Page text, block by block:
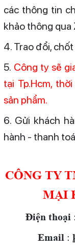
các thông tin
khảo thông qua
4. Trao đổi,
5. Công ty sẽ
tại Tp.Hcm,
sản phẩm.
6. Gửi khách
hành - thanh
CÔNG TY
MẠI
Điện thoại
Email :